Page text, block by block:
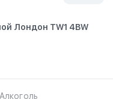
Лондон ТW1 4BW
Алкоголь